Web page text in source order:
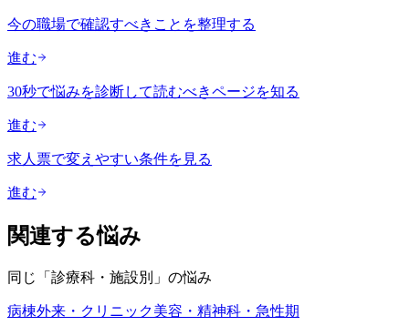
今の職場で確認すべきことを整理する
進む
30秒で悩みを診断して読むべきページを知る
進む
求人票で変えやすい条件を見る
進む
関連する悩み
同じ「 診療科・施設別 」の悩み
病棟外来・クリニック美容・精神科・急性期